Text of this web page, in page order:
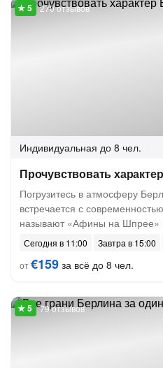
270 отзывов
Индивидуальная до 8 чел.
Прочувствовать
Погрузитесь в атмосферу
встречается с
называют «Афины на Шпрее»
Сегодня в 11:00
Завтра в 15:00
от€159 за всё до 8 чел.
79 отзывов